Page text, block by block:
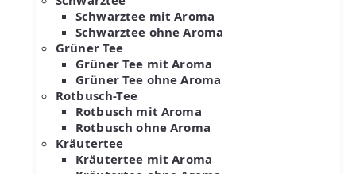
Schwarztee mit Aroma
Schwarztee ohne Aroma
Grüner Tee
Grüner Tee mit Aroma
Grüner Tee ohne Aroma
Rotbusch-Tee
Rotbusch mit Aroma
Rotbusch ohne Aroma
Kräutertee
Kräutertee mit Aroma